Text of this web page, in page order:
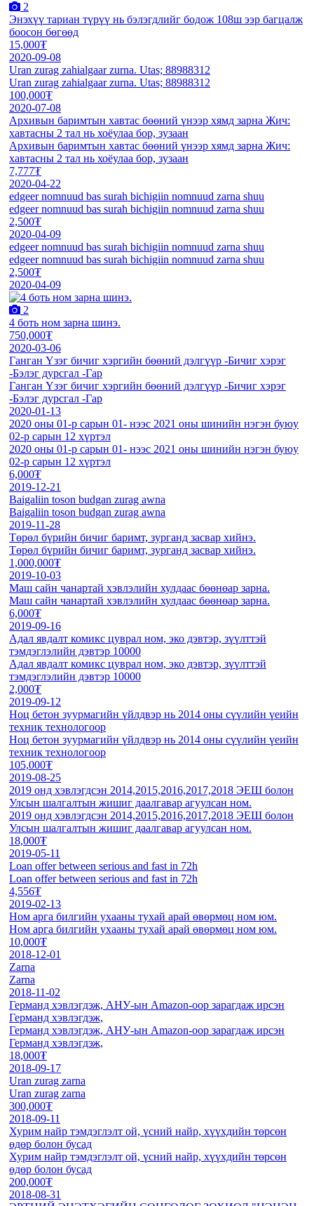
2
Энэхүү тариан түрүү нь бэлэгдлийг бодож 108ш ээр багцалж
боосон бөгөөд
15,000₮
2020-09-08
Uran zurag zahialgaar zurna. Utas; 88988312
Uran zurag zahialgaar zurna. Utas; 88988312
100,000₮
2020-07-08
Архивын баримтын хавтас бөөний үнээр хямд зарна Жич:
хавтасны 2 тал нь хоёулаа бор, зузаан
Архивын баримтын хавтас бөөний үнээр хямд зарна Жич:
хавтасны 2 тал нь хоёулаа бор, зузаан
7,777₮
2020-04-22
edgeer nomnuud bas surah bichigiin nomnuud zarna shuu
edgeer nomnuud bas surah bichigiin nomnuud zarna shuu
2,500₮
2020-04-09
edgeer nomnuud bas surah bichigiin nomnuud zarna shuu
edgeer nomnuud bas surah bichigiin nomnuud zarna shuu
2,500₮
2020-04-09
2
4 боть ном зарна шинэ.
750,000₮
2020-03-06
Ганган Үзэг бичиг хэргийн бөөний дэлгүүр -Бичиг хэрэг
-Бэлэг дурсгал -Гар
Ганган Үзэг бичиг хэргийн бөөний дэлгүүр -Бичиг хэрэг
-Бэлэг дурсгал -Гар
2020-01-13
2020 оны 01-р сарын 01- нээс 2021 оны шинийн нэгэн буюу
02-р сарын 12 хүртэл
2020 оны 01-р сарын 01- нээс 2021 оны шинийн нэгэн буюу
02-р сарын 12 хүртэл
6,000₮
2019-12-21
Baigaliin toson budgan zurag awna
Baigaliin toson budgan zurag awna
2019-11-28
Төрөл бүрийн бичиг баримт, зурганд засвар хийнэ.
Төрөл бүрийн бичиг баримт, зурганд засвар хийнэ.
1,000,000₮
2019-10-03
Маш сайн чанартай хэвлэлийн хулдаас бөөнөар зарна.
Маш сайн чанартай хэвлэлийн хулдаас бөөнөар зарна.
6,000₮
2019-09-16
Адал явдалт комикс цуврал ном, эко дэвтэр, зүүлттэй
тэмдэглэлийн дэвтэр 10000
Адал явдалт комикс цуврал ном, эко дэвтэр, зүүлттэй
тэмдэглэлийн дэвтэр 10000
2,000₮
2019-09-12
Ноц бетон зуурмагийн үйлдвэр нь 2014 оны сүүлийн үеийн
техник технологоор
Ноц бетон зуурмагийн үйлдвэр нь 2014 оны сүүлийн үеийн
техник технологоор
105,000₮
2019-08-25
2019 онд хэвлэгдсэн 2014,2015,2016,2017,2018 ЭЕШ болон
Улсын шалгалтын жишиг даалгавар агуулсан ном.
2019 онд хэвлэгдсэн 2014,2015,2016,2017,2018 ЭЕШ болон
Улсын шалгалтын жишиг даалгавар агуулсан ном.
18,000₮
2019-05-11
Loan offer between serious and fast in 72h
Loan offer between serious and fast in 72h
4,556₮
2019-02-13
Ном арга билгийн ухааны тухай арай өвөрмөц ном юм.
Ном арга билгийн ухааны тухай арай өвөрмөц ном юм.
10,000₮
2018-12-01
Zarna
Zarna
2018-11-02
Германд хэвлэгдэж, АНУ-ын Amazon-оор зарагдаж ирсэн
Германд хэвлэгдэж,
Германд хэвлэгдэж, АНУ-ын Amazon-оор зарагдаж ирсэн
Германд хэвлэгдэж,
18,000₮
2018-09-17
Uran zurag zarna
Uran zurag zarna
300,000₮
2018-09-11
Хурим найр тэмдэглэлт ой, үсний найр, хүүхдийн төрсөн
өдөр болон бусад
Хурим найр тэмдэглэлт ой, үсний найр, хүүхдийн төрсөн
өдөр болон бусад
200,000₮
2018-08-31